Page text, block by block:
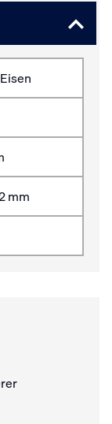
mm